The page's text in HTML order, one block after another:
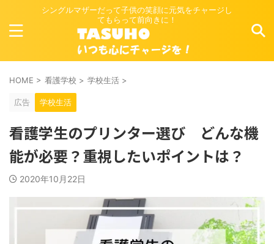
シングルマザーだって子供の笑顔に元気をチャージし
てもらって前向きに！
HOME > 看護学校 > 学校生活 >
広告 学校生活
看護学生のプリンター選び どんな機
能が必要？重視したいポイントは？
2020年10月22日